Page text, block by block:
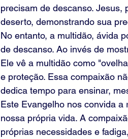
precisam de descanso.
deserto, demonstrando sua
No entanto, a multidão, ávida
de descanso. Ao invés de
Ele vê a multidão como
e proteção. Essa compaixão
dedica tempo para ensinar,
Este Evangelho nos convida
nossa própria vida. A
próprias necessidades e